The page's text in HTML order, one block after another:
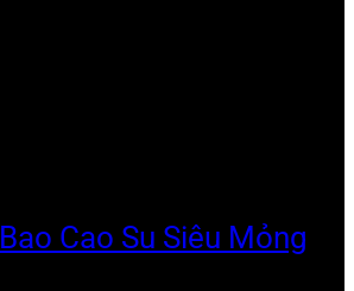
Bao Cao Su Siêu Mỏng